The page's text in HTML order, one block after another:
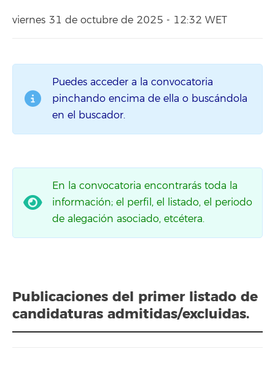
viernes 31 de octubre de 2025 - 12:32 WET
Puedes acceder a la convocatoria
pinchando encima de ella o buscándola
en el buscador.
En la convocatoria encontrarás toda la
información; el perfil, el listado, el periodo
de alegación asociado, etcétera.
Publicaciones del primer listado de
candidaturas admitidas/excluidas.